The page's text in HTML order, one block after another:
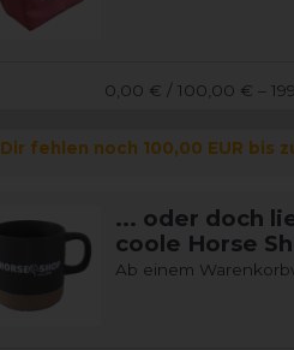
0,00 € / 100,00 € –
Dir fehlen noch 100,00 EUR bis
... oder doch
coole Horse
Ab einem